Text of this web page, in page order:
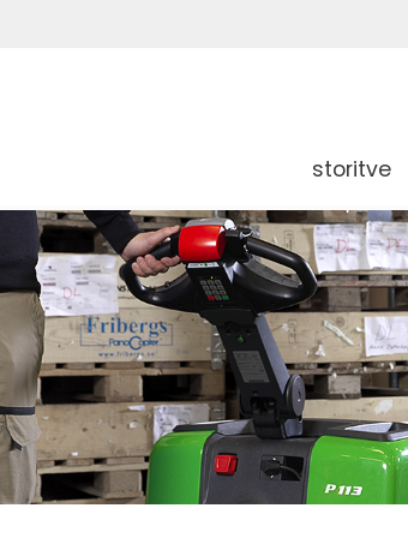
storitve